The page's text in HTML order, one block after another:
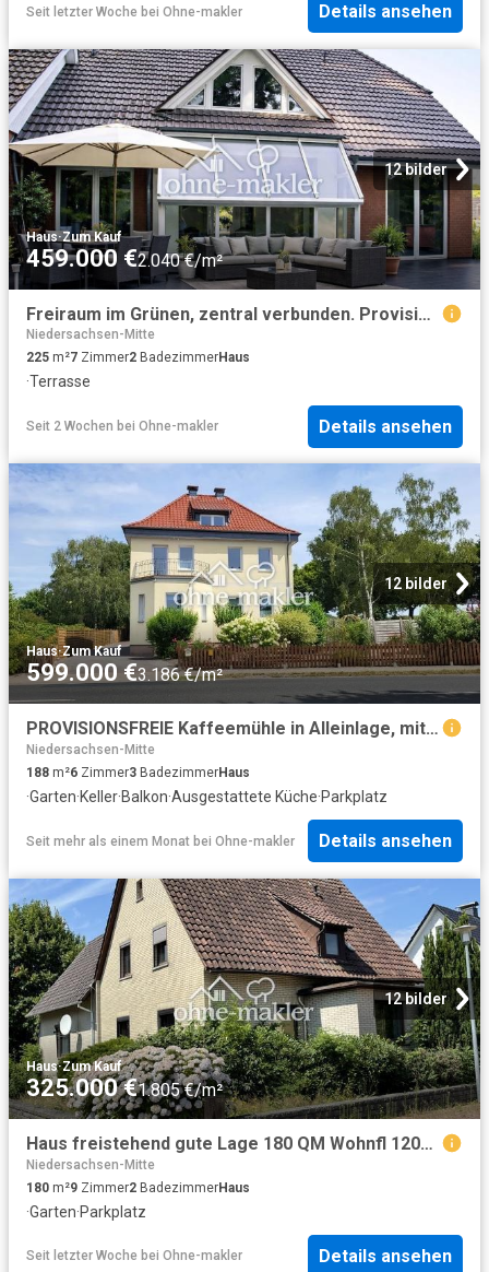
Seit letzter Woche bei Ohne-makler Details ansehen
12 bilder
Haus·Zum Kauf
459.000 €2.040 €/m²
Freiraum im Grünen, zentral verbunden. Provisionsfrei Geben Sie gern Ihr Preisangebot ab!
Niedersachsen-Mitte
225 m²7 Zimmer2 BadezimmerHaus
·Terrasse
Seit 2 Wochen bei Ohne-makler Details ansehen
12 bilder
Haus·Zum Kauf
599.000 €3.186 €/m²
PROVISIONSFREIE Kaffeemühle in Alleinlage, mit viel Platz, am Steinhuder Meer!
Niedersachsen-Mitte
188 m²6 Zimmer3 BadezimmerHaus
·Garten·Keller·Balkon·Ausgestattete Küche·Parkplatz
Seit mehr als einem Monat bei Ohne-makler Details ansehen
12 bilder
Haus·Zum Kauf
325.000 €1.805 €/m²
Haus freistehend gute Lage 180 QM Wohnfl 1200 QM Grund Provisionsfrei
Niedersachsen-Mitte
180 m²9 Zimmer2 BadezimmerHaus
·Garten·Parkplatz
Seit letzter Woche bei Ohne-makler Details ansehen